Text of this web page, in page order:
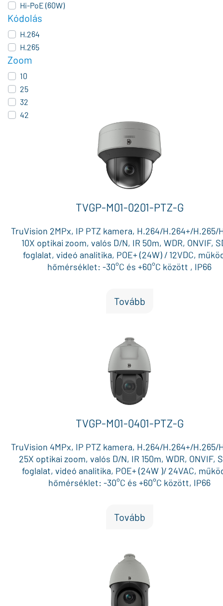
Hi-PoE (60W)
Kódolás
H.264
H.265
Zoom
10
25
32
42
TVGP-M01-0201-PTZ-G
TruVision 2MPx, IP PTZ kamera, H.264/H.264+/H.265/
10X optikai zoom, valós D/N, IR 50m, WDR, ONVIF,
foglalat, videó analitika, POE+ (24W) / 12VDC,
hőmérséklet: -30°C és +60°C között , IP66
Tovább
TVGP-M01-0401-PTZ-G
TruVision 4MPx, IP PTZ kamera, H.264/H.264+/H.265/
25X optikai zoom, valós D/N, IR 150m, WDR, ONVIF,
foglalat, videó analitika, POE+ (24W )/ 24VAC,
hőmérséklet: -30°C és +60°C között, IP66
Tovább